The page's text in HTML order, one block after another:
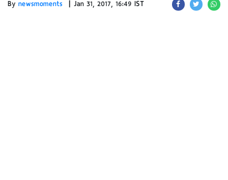
By newsmoments | Jan 31, 2017, 16:49 IST